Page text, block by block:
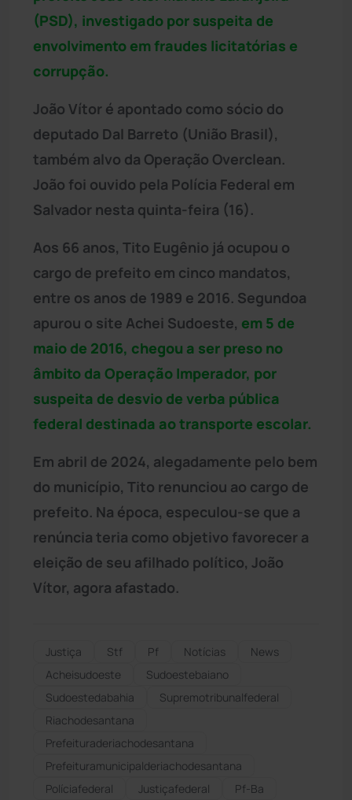
(PSD), investigado por suspeita de
envolvimento em fraudes licitatórias e
corrupção.
João Vítor é apontado como sócio do
deputado Dal Barreto (União Brasil),
também alvo da Operação Overclean.
João foi ouvido pela Polícia Federal em
Salvador nesta quinta-feira (16).
Aos 66 anos, Tito Eugênio já ocupou o
cargo de prefeito em cinco mandatos,
entre os anos de 1989 e 2016. Segundoa
apurou o site Achei Sudoeste, em 5 de
maio de 2016, chegou a ser preso no
âmbito da Operação Imperador, por
suspeita de desvio de verba pública
federal destinada ao transporte escolar.
Em abril de 2024, alegadamente pelo bem
do município, Tito renunciou ao cargo de
prefeito. Na época, especulou-se que a
renúncia teria como objetivo favorecer a
eleição de seu afilhado político, João
Vítor, agora afastado.
Justiça Stf Pf Notícias
News
Acheisudoeste
Sudoestebaiano
Sudoestedabahia
Supremotribunalfederal
Riachodesantana
Prefeituraderiachodesantana
Prefeituramunicipalderiachodesantana
Políciafederal
Justiçafederal Pf-Ba